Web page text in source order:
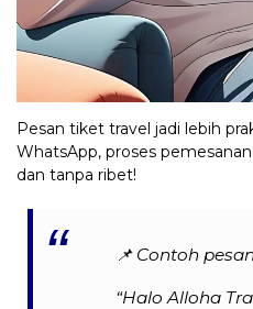
Pesan tiket travel jadi lebih
WhatsApp, proses
dan tanpa ribet!
📌 Contoh
“Halo Alloha